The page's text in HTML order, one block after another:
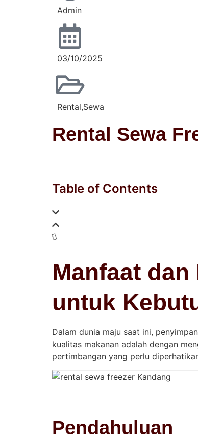
Admin
03/10/2025
Rental,Sewa
Rental Sewa
Table of Contents
Manfaat
untuk
Dalam dunia maju saat ini,
kualitas makanan adalah dengan
pertimbangan yang perlu
Pendahuluan